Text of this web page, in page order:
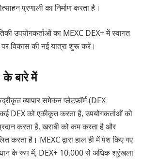
प्रणाली का निर्माण करता है।
उपयोगकर्ताओं का MEXC DEX+ में स्वागत
विकास की नई यात्रा शुरू करें।
बारे में
व्यापार समेकन प्लेटफ़ॉर्म (DEX
DEX को एकीकृत करता है, उपयोगकर्ताओं को
करता है, खराबी को कम करता है और
करता है। MEXC द्वारा हाल ही में पेश किए गए
के रूप में, DEX+ 10,000 से अधिक श्रृंखला